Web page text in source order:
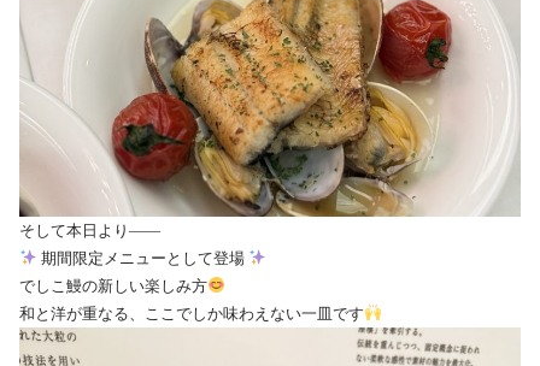
そして本日より——
期間限定メニューとして登場
でしこ鰻の新しい楽しみ方
和と洋が重なる、ここでしか味わえない一皿です